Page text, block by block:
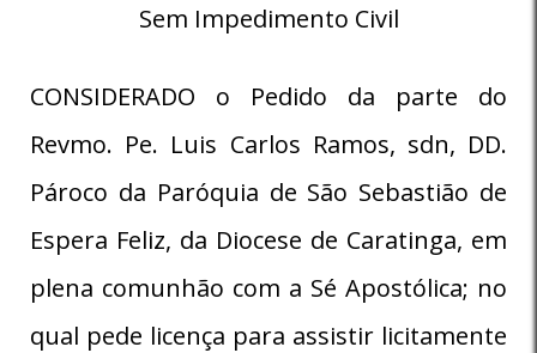
Sem Impedimento Civil
CONSIDERADO o Pedido da parte do
Revmo. Pe. Luis Carlos Ramos, sdn, DD.
Pároco da Paróquia de São Sebastião de
Espera Feliz, da Diocese de Caratinga, em
plena comunhão com a Sé Apostólica; no
qual pede licença para assistir licitamente